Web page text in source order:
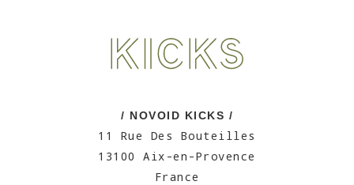
/ NOVOID KICKS /
11 Rue Des Bouteilles
13100 Aix-en-Provence
France